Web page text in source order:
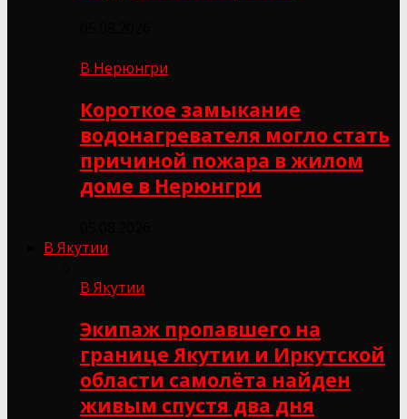
В Нерюнгри
Короткое замыкание
водонагревателя могло стать
причиной пожара в жилом
доме в Нерюнгри
В Якутии
В Якутии
Экипаж пропавшего на
границе Якутии и Иркутской
области самолёта найден
живым спустя два дня